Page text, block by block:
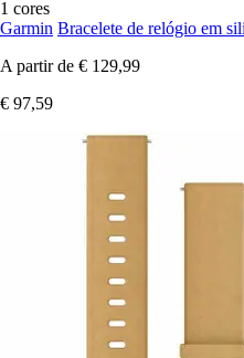
1 cores
Garmin Bracelete de relógio em
A partir de € 129,99
€ 97,59